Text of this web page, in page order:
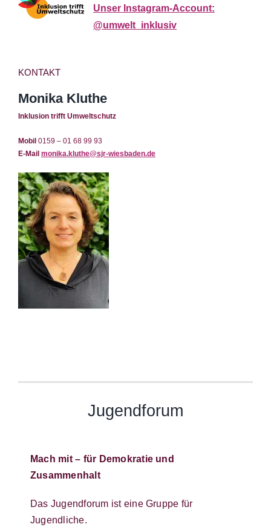
Unser Instagram-Account:
@umwelt_inklusiv
KONTAKT
Monika Kluthe
Inklusion trifft Umweltschutz
Mobil 0159 – 01 68 99 93
E-Mail monika.kluthe@sjr-wiesbaden.de
Jugendforum
Mach mit – für Demokratie und
Zusammenhalt
Das Jugendforum ist eine Gruppe für
Jugendliche.